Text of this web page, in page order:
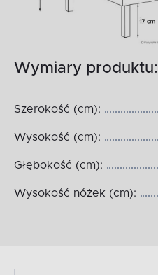
Wymiary produktu:
Szerokość (cm):
Wysokość (cm):
Głębokość (cm):
Wysokość nóżek (cm):